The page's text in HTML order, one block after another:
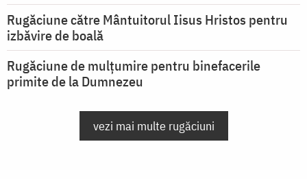
Rugăciune către Mântuitorul Iisus Hristos pentru
izbăvire de boală
Rugăciune de mulțumire pentru binefacerile
primite de la Dumnezeu
vezi mai multe rugăciuni